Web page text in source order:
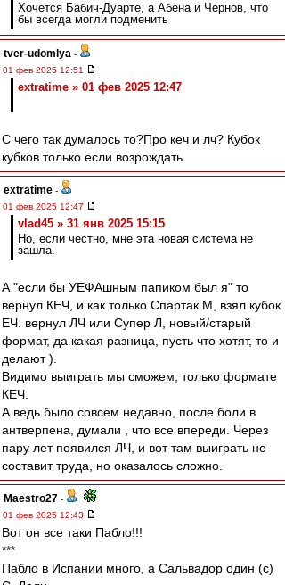
Хочется Бабич-Дуарте, а Абена и Чернов, что
бы всегда могли подменить
tver-udomlya -
01 фев 2025 12:51
extratime » 01 фев 2025 12:47
С чего так думалось то?Про кеч и лч? Кубок
кубков только если возрождать
extratime -
01 фев 2025 12:47
vlad45 » 31 янв 2025 15:15
Но, если честно, мне эта новая система не
зашла.
А "если бы УЕФАшным папиком был я" то
вернул КЕЧ, и как только Спартак М, взял кубок
ЕЧ. вернул ЛЧ или Супер Л, новый/старый
формат, да какая разница, пусть что хотят, то и
делают ).
Видимо выиграть мы сможем, только формате
КЕЧ.
А ведь было совсем недавно, после боли в
антверпена, думали , что все впереди. Через
пару лет появился ЛЧ, и вот там выиграть не
составит труда, но оказалось сложно.
Maestro27 -
01 фев 2025 12:43
Вот он все таки Пабло!!!
***
Пабло в Испании много, а Сальвадор один (с)